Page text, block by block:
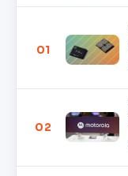
01
02